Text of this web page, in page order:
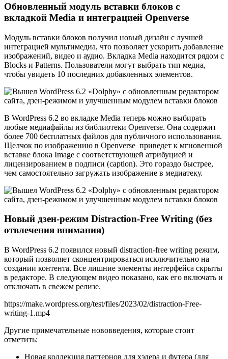
Обновленный модуль вставки блоков с
вкладкой Media и интеграцией Openverse
Модуль вставки блоков получил новый дизайн с лучшей
интеграцией мультимедиа, что позволяет ускорить добавление
изображений, видео и аудио. Вкладка Media находится рядом с
Blocks и Patterns. Пользователи могут выбрать тип медиа,
чтобы увидеть 10 последних добавленных элементов.
В WordPress 6.2 во вкладке Media теперь можно выбирать
любые медиафайлы из библиотеки Openverse. Она содержит
более 700 бесплатных файлов для публичного использования.
Щелчок по изображению в Openverse приведет к мгновенной
вставке блока Image с соответствующей атрибуцией и
лицензированием в подписи (caption). Это гораздо быстрее,
чем самостоятельно загружать изображение в медиатеку.
Новый дзен-режим Distraction-Free Writing (без
отвлечения внимания)
В WordPress 6.2 появился новый distraction-free writing режим,
который позволяет сконцентрироваться исключительно на
создании контента. Все лишние элементы интерфейса скрыты
в редакторе. В следующем видео показано, как его включать и
отключать в свежем релизе.
https://make.wordpress.org/test/files/2023/02/distraction-Free-
writing-1.mp4
Другие примечательные нововведения, которые стоит
отметить:
Новая коллекция паттернов для хэдера и футера (для